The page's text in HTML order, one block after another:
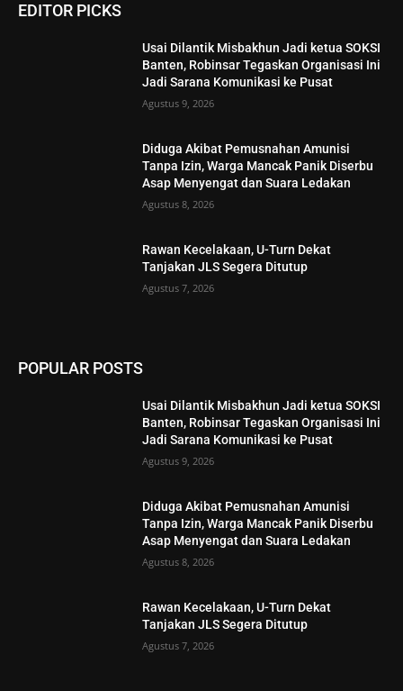
EDITOR PICKS
Usai Dilantik Misbakhun Jadi ketua SOKSI
Banten, Robinsar Tegaskan Organisasi Ini
Jadi Sarana Komunikasi ke Pusat
Agustus 9, 2026
Diduga Akibat Pemusnahan Amunisi
Tanpa Izin, Warga Mancak Panik Diserbu
Asap Menyengat dan Suara Ledakan
Agustus 8, 2026
Rawan Kecelakaan, U-Turn Dekat
Tanjakan JLS Segera Ditutup
Agustus 7, 2026
POPULAR POSTS
Usai Dilantik Misbakhun Jadi ketua SOKSI
Banten, Robinsar Tegaskan Organisasi Ini
Jadi Sarana Komunikasi ke Pusat
Agustus 9, 2026
Diduga Akibat Pemusnahan Amunisi
Tanpa Izin, Warga Mancak Panik Diserbu
Asap Menyengat dan Suara Ledakan
Agustus 8, 2026
Rawan Kecelakaan, U-Turn Dekat
Tanjakan JLS Segera Ditutup
Agustus 7, 2026